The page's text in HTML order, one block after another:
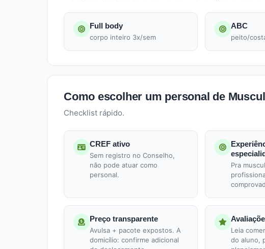
Full body
corpo inteiro 3x/sem
ABC
peito/
Como escolher um personal de
Checklist rápido.
CREF ativo
Sem registro no Conselho,
não pode atuar como
personal.
Pra
Preço transparente
Avulsa + pacote expostos. A
domicílio: confirme adicional
Leia
do aluno,